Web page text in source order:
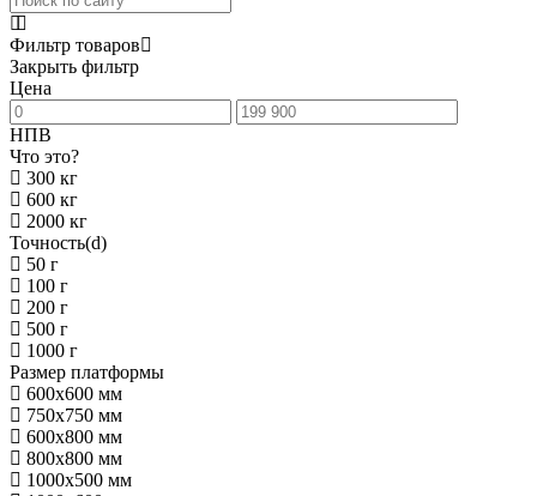
Фильтр товаров
Закрыть фильтр
Цена
НПВ
Что это?
300 кг
600 кг
2000 кг
Точность(d)
50 г
100 г
200 г
500 г
1000 г
Размер платформы
600х600 мм
750х750 мм
600х800 мм
800х800 мм
1000х500 мм